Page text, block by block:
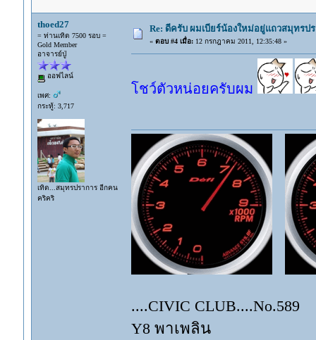
thoed27
= ท่านเทิด 7500 รอบ =
Gold Member
อาจารย์ปู่
ออฟไลน์
เพศ:
กระทู้: 3,717
เทิด...สมุทรปราการ อีกคน
คริคริ
Re: ดีครับ ผมเบียร์น้องใหม่อยู่แถวสมุทร
« ตอบ #4 เมื่อ:12 กรกฎาคม 2011, 12:35:48 »
โชว์ตัวหน่อยครับผม
....CIVIC CLUB....No.589
Y8 พาเพลิน